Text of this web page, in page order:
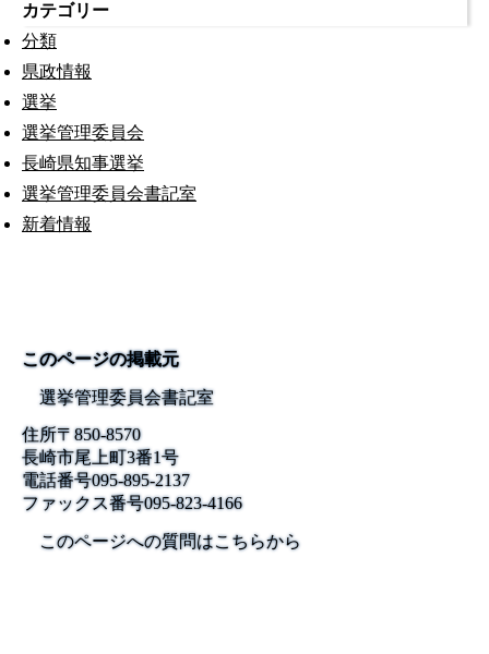
カテゴリー
分類
県政情報
選挙
選挙管理委員会
長崎県知事選挙
選挙管理委員会書記室
新着情報
このページの掲載元
選挙管理委員会書記室
住所〒850-8570
長崎市尾上町3番1号
電話番号095-895-2137
ファックス番号095-823-4166
このページへの質問はこちらから